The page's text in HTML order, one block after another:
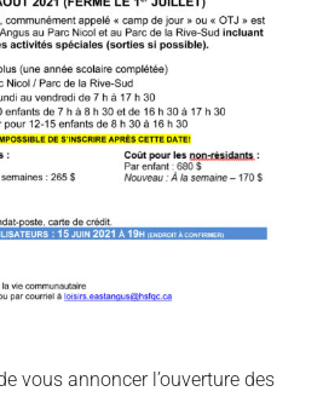
vous annoncer l’ouverture des